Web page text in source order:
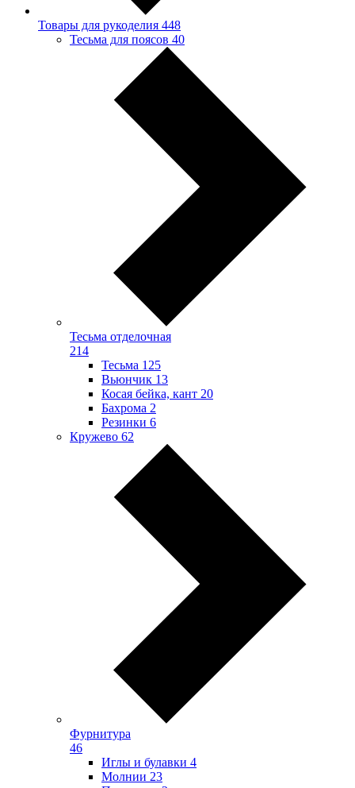
Товары для рукоделия 448
Тесьма для поясов 40
Тесьма отделочная
214
Тесьма 125
Вьюнчик 13
Косая бейка, кант 20
Бахрома 2
Резинки 6
Кружево 62
Фурнитура
46
Иглы и булавки 4
Молнии 23